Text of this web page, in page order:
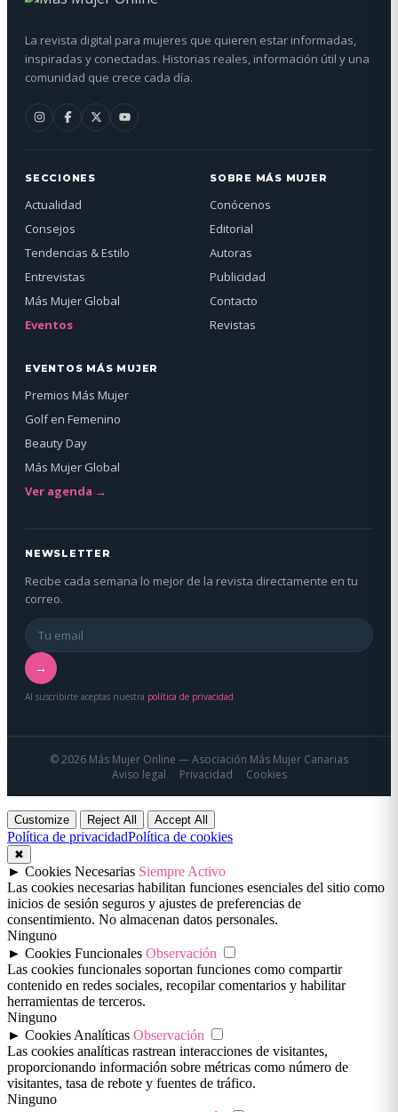
La revista digital para mujeres que quieren estar informadas,
inspiradas y conectadas. Historias reales, información útil y una
comunidad que crece cada día.
SECCIONES
Actualidad
Consejos
Tendencias & Estilo
Entrevistas
Más Mujer Global
Eventos
SOBRE MÁS MUJER
Conócenos
Editorial
Autoras
Publicidad
Contacto
Revistas
EVENTOS MÁS MUJER
Premios Más Mujer
Golf en Femenino
Beauty Day
Más Mujer Global
Ver agenda →
NEWSLETTER
Recibe cada semana lo mejor de la revista directamente en tu
correo.
→
Al suscribirte aceptas nuestra política de privacidad
© 2026 Más Mujer Online — Asociación Más Mujer Canarias
Aviso legal
Privacidad Cookies
Customize Reject All Accept All
Política de privacidadPolítica de cookies
✖
► Cookies Necesarias Siempre Activo
Las cookies necesarias habilitan funciones esenciales del sitio como
inicios de sesión seguros y ajustes de preferencias de
consentimiento. No almacenan datos personales.
Ninguno
► Cookies Funcionales Observación
Las cookies funcionales soportan funciones como compartir
contenido en redes sociales, recopilar comentarios y habilitar
herramientas de terceros.
Ninguno
► Cookies Analíticas Observación
Las cookies analíticas rastrean interacciones de visitantes,
proporcionando información sobre métricas como número de
visitantes, tasa de rebote y fuentes de tráfico.
Ninguno